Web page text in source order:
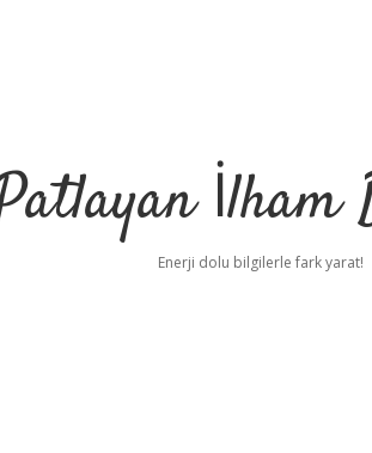
İlham
Enerji dolu bilgilerle fark yarat!